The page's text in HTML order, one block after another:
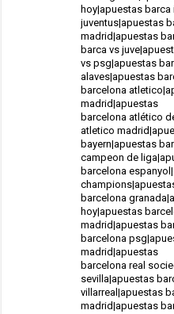
hoy|apuestas
juventus|apuestas
madrid|apuestas
barca vs
vs psg|apuestas
alaves|apuestas
barcelona
madrid|apuestas
barcelona atlético
atletico
bayern|apuestas
campeon de
barcelona
barcelona
hoy|apuestas
madrid|apuestas
barcelona
madrid|apuestas
barcelona real
sevilla|apuestas
villarreal|apuestas
madrid|apuestas